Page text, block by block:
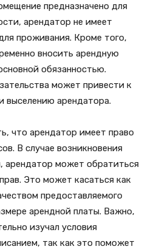
предназначено для
арендатор не имеет
проживания. Кроме того,
вносить арендную
обязанностью.
может привести к
выселению арендатора.
что арендатор имеет право
В случае возникновения
арендатор может обратиться
Это может касаться как
предоставляемого
арендной платы. Важно,
изучал условия
так как это поможет